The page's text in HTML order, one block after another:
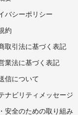
バシーポリシー
約
取引法に基づく表記
業法に基づく表記
信について
ナビリティメッセージ
安全のための取り組み